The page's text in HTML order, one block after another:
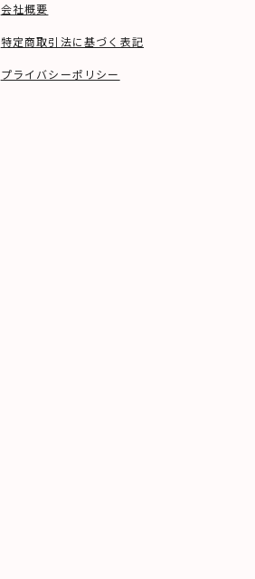
会社概要
特定商取引法に基づく表記
プライバシーポリシー